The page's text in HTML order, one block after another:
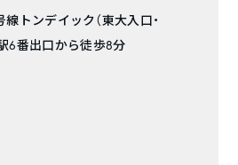
線トンデイック（東大入口・
6番出口から徒歩8分